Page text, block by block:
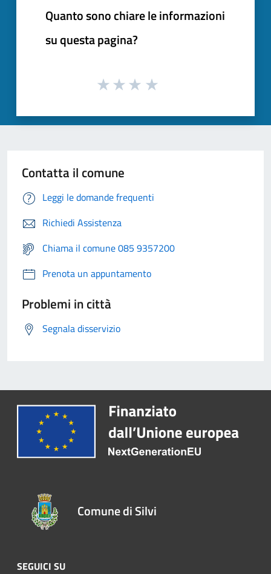
Quanto sono chiare le informazioni
su questa pagina?
Contatta il comune
Leggi le domande frequenti
Richiedi Assistenza
Chiama il comune 085 9357200
Prenota un appuntamento
Problemi in città
Segnala disservizio
Comune di Silvi
SEGUICI SU